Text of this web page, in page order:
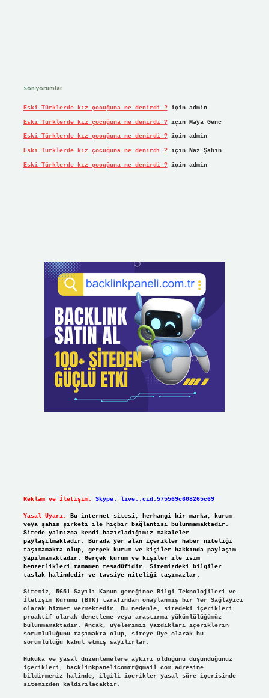
Son yorumlar
Eski Türklerde kız çocuğuna ne denirdi ?için admin
Eski Türklerde kız çocuğuna ne denirdi ?için Maya Genc
Eski Türklerde kız çocuğuna ne denirdi ?için admin
Eski Türklerde kız çocuğuna ne denirdi ?için Naz Şahin
Eski Türklerde kız çocuğuna ne denirdi ?için admin
Reklam ve İletişim: Skype: live:.cid.575569c608265c69
Yasal Uyarı:
Bu internet sitesi, herhangi bir marka, kurum
veya şahıs şirketi ile hiçbir bağlantısı bulunmamaktadır.
Sitede yalnızca kendi hazırladığımız makaleler
paylaşılmaktadır. Burada yer alan içerikler haber niteliği
taşımamakta olup, gerçek kurum ve kişiler hakkında paylaşım
yapılmamaktadır. Gerçek kurum ve kişiler ile isim
benzerlikleri tamamen tesadüfidir. Sitemizdeki bilgiler
taslak halindedir ve tavsiye niteliği taşımazlar.
Sitemiz, 5651 Sayılı Kanun gereğince Bilgi Teknolojileri ve
İletişim Kurumu (BTK) tarafından onaylanmış bir Yer Sağlayıcı
olarak hizmet vermektedir. Bu nedenle, sitedeki içerikleri
proaktif olarak denetleme veya araştırma yükümlülüğümüz
bulunmamaktadır. Ancak, üyelerimiz yazdıkları içeriklerin
sorumluluğunu taşımakta olup, siteye üye olarak bu
sorumluluğu kabul etmiş sayılırlar.
Hukuka ve yasal düzenlemelere aykırı olduğunu düşündüğünüz
içerikleri, backlinkpanelicomtr@gmail.comadresine
bildirmeniz halinde, ilgili içerikler yasal süre içerisinde
sitemizden kaldırılacaktır.